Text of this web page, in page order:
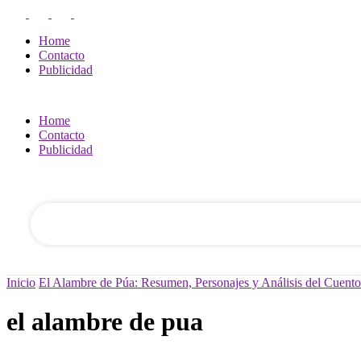
Home
Contacto
Publicidad
Home
Contacto
Publicidad
Inicio El Alambre de Púa: Resumen, Personajes y Análisis del
el alambre de pua